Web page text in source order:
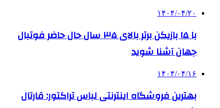
۱۴۰۴/۰۴/۲۰
با ۱۵ بازیکن برتر بالای ۳۵ سال حال حاضر فوتبال
جهان آشنا شوید
۱۴۰۴/۰۴/۱۶
بهترین فروشگاه اینترنتی لباس تراکتور: قارتال